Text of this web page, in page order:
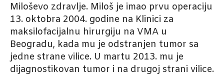
Miloševo zdravlje. Miloš je imao prvu operaciju
13. oktobra 2004. godine na Klinici za
maksilofacijalnu hirurgiju na VMA u
Beogradu, kada mu je odstranjen tumor sa
jedne strane vilice. U martu 2013. mu je
dijagnostikovan tumor i na drugoj strani vilice.